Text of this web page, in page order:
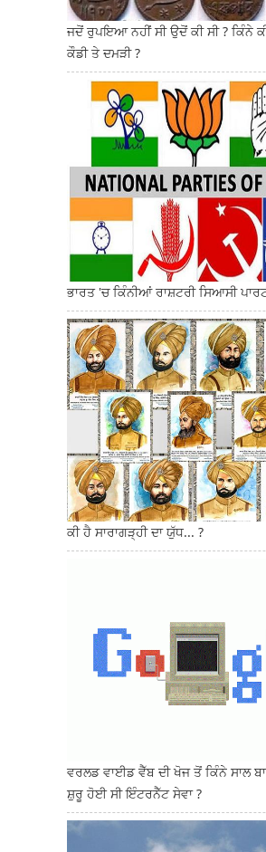
ਜਦੋਂ ਰੁਪਇਆ ਨਹੀਂ ਸੀ ਉਦੋਂ ਕੀ ਸੀ ? ਕਿੰਨੇ
ਕੌਡੀ ਤੇ ਦਮੜੀ ?
ਭਾਰਤ 'ਚ ਕਿੰਨੀਆਂ ਰਾਸ਼ਟਰੀ ਸਿਆਸੀ
ਕੀ ਹੈ ਸਾਰਾਗੜ੍ਹੀ ਦਾ ਯੁੱਧ... ?
ਵਰਲਡ ਵਾਈਡ ਵੈੱਬ ਦੀ ਖੋਜ ਤੋਂ ਕਿੰਨੇ ਸਾਲ
ਸ਼ੁਰੂ ਹੋਈ ਸੀ ਇੰਟਰਨੈੱਟ ਸੇਵਾ ?